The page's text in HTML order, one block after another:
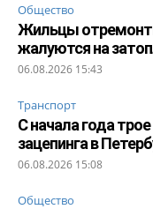
Общество
Жильцы
жалуются на
06.08.2026 15:43
Транспорт
С начала года
зацепинга в
06.08.2026 15:08
Общество